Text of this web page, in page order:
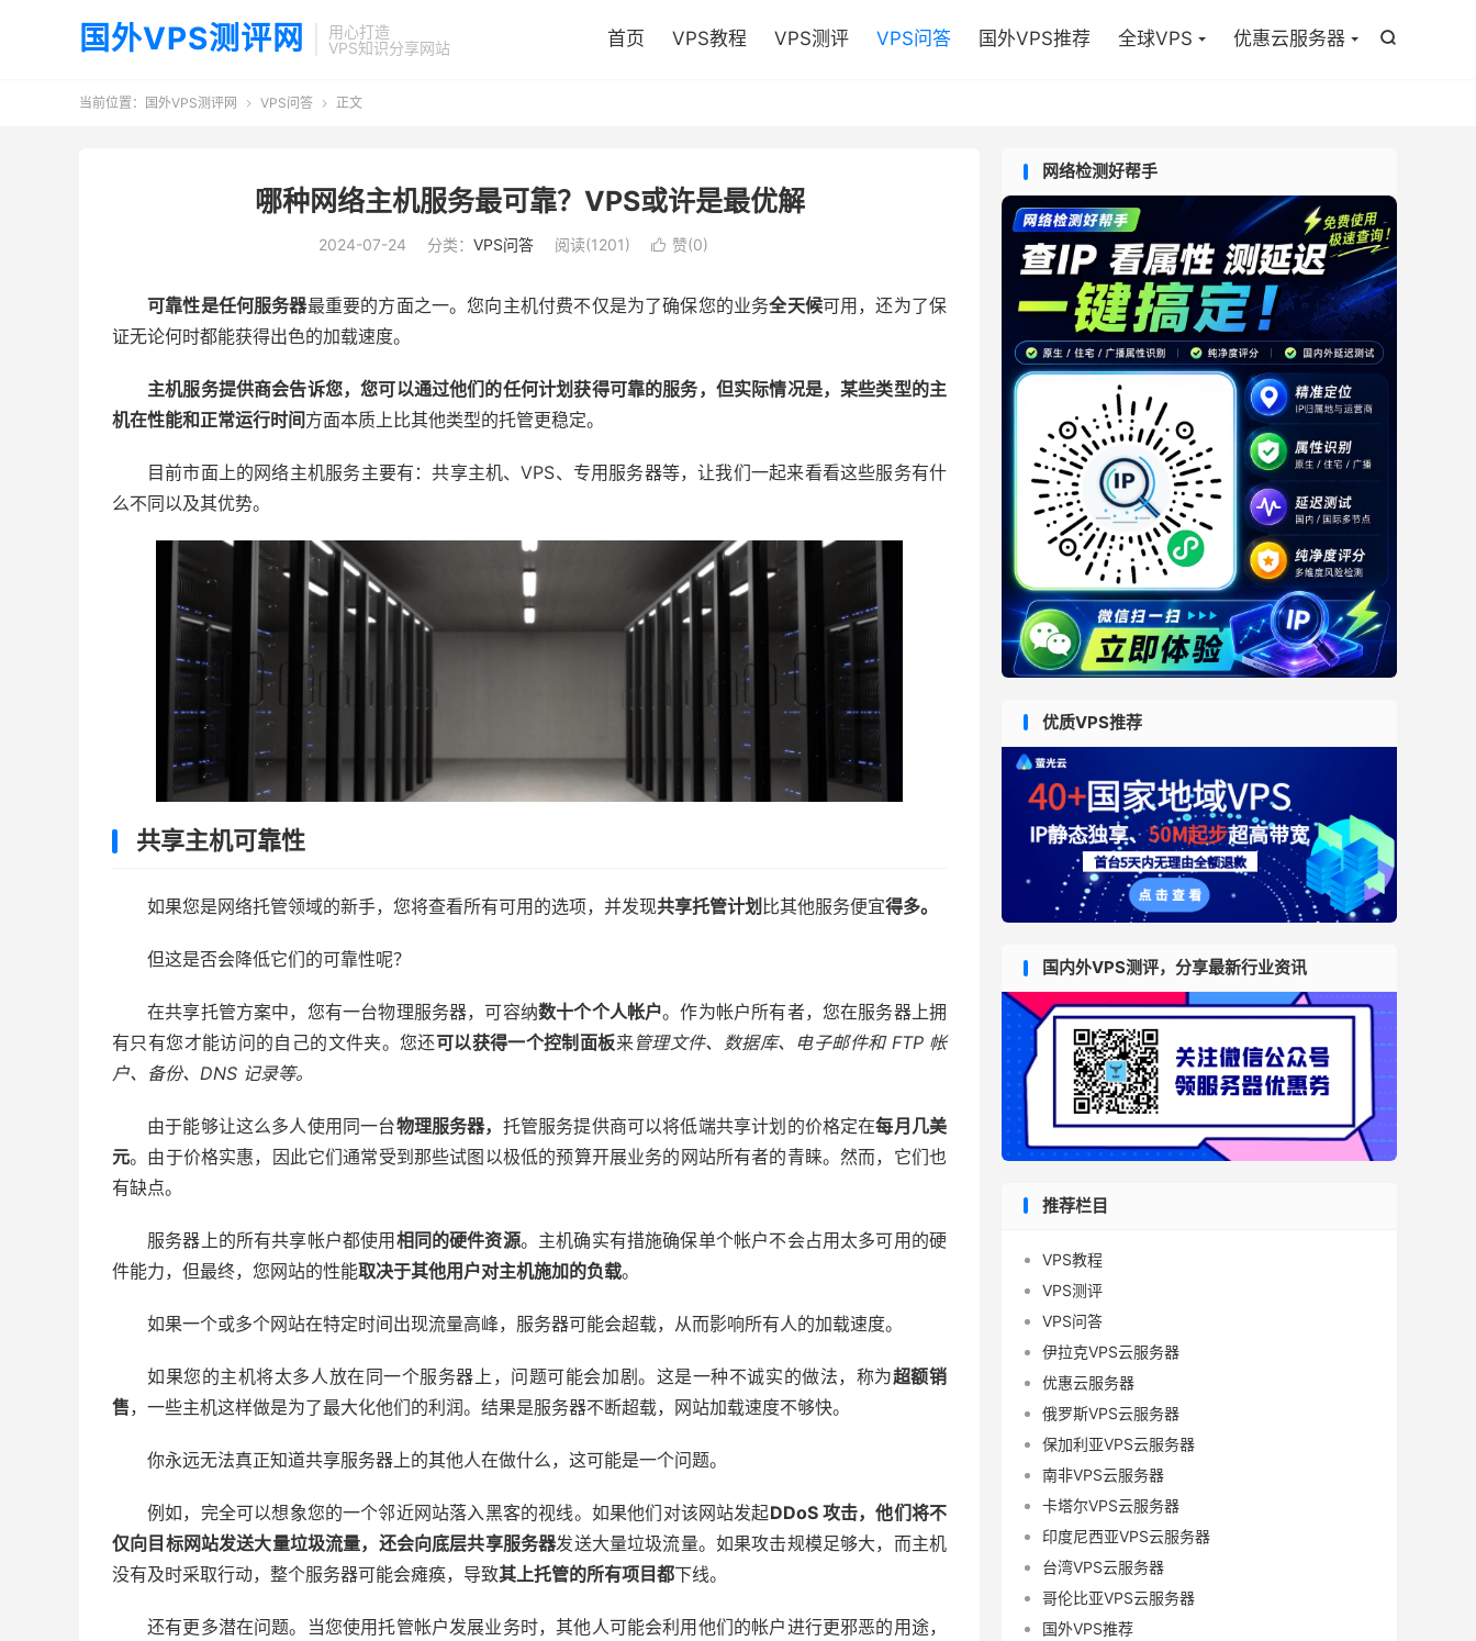
国外VPS测评网
用心打造
VPS知识分享网站

首页 VPS教程 VPS测评 VPS问答 国外VPS推荐 全球VPS 优惠云服务器
当前位置： 国外VPS测评网  VPS问答  正文
哪种网络主机服务最可靠？VPS或许是最优解
2024-07-24 分类： VPS问答 阅读(1201)  赞(0)
可靠性是任何服务器最重要的方面之一。您向主机付费不仅是为了确保您的业务全天候可用，还为了保
证无论何时都能获得出色的加载速度。
主机服务提供商会告诉您，您可以通过他们的任何计划获得可靠的服务，但实际情况是，某些类型的主
机在性能和正常运行时间方面本质上比其他类型的托管更稳定。
目前市面上的网络主机服务主要有：共享主机、VPS、专用服务器等，让我们一起来看看这些服务有什
么不同以及其优势。
共享主机可靠性
如果您是网络托管领域的新手，您将查看所有可用的选项，并发现共享托管计划 比其他服务便宜得多。
但这是否会降低它们的可靠性呢？
在共享托管方案中，您有一台物理服务器，可容纳数十个个人帐户。作为帐户所有者，您在服务器上拥
有只有您才能访问的自己的文件夹。您还可以获得一个控制面板来管理文件、数据库、电子邮件和 FTP 帐
户、备份、DNS 记录等。
由于能够让这么多人使用同一台物理服务器， 托管服务提供商可以将低端共享计划的价格定在每月几美
元。由于价格实惠，因此它们通常受到那些试图以极低的预算开展业务的网站所有者的青睐。然而，它们也
有缺点。
服务器上的所有共享帐户都使用 相同的硬件资源。主机确实有措施确保单个帐户不会占用太多可用的硬
件能力，但最终，您网站的性能取决于其他用户对主机施加的负载。
如果一个或多个网站在特定时间出现流量高峰，服务器可能会超载，从而影响所有人的加载速度。
如果您的主机将太多人放在同一个服务器上，问题可能会加剧。这是一种不诚实的做法，称为超额销
售，一些主机这样做是为了最大化他们的利润。结果是服务器不断超载，网站加载速度不够快。
你永远无法真正知道共享服务器上的其他人在做什么，这可能是一个问题。
例如，完全可以想象您的一个邻近网站落入黑客的视线。如果他们对该网站发起DDoS 攻击，他们将不
仅向目标网站发送大量垃圾流量，还会向底层共享服务器发送大量垃圾流量。如果攻击规模足够大，而主机
没有及时采取行动，整个服务器可能会瘫痪，导致其上托管的所有项目都下线。
还有更多潜在问题。当您使用托管帐户发展业务时，其他人可能会利用他们的帐户进行更邪恶的用途，
网络检测好帮手
优质VPS推荐
国内外VPS测评，分享最新行业资讯
推荐栏目
VPS教程
VPS测评
VPS问答
伊拉克VPS云服务器
优惠云服务器
俄罗斯VPS云服务器
保加利亚VPS云服务器
南非VPS云服务器
卡塔尔VPS云服务器
印度尼西亚VPS云服务器
台湾VPS云服务器
哥伦比亚VPS云服务器
国外VPS推荐